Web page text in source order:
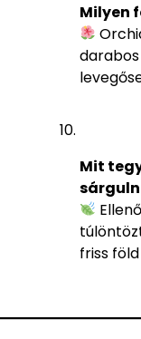
Milyen
Mit
friss